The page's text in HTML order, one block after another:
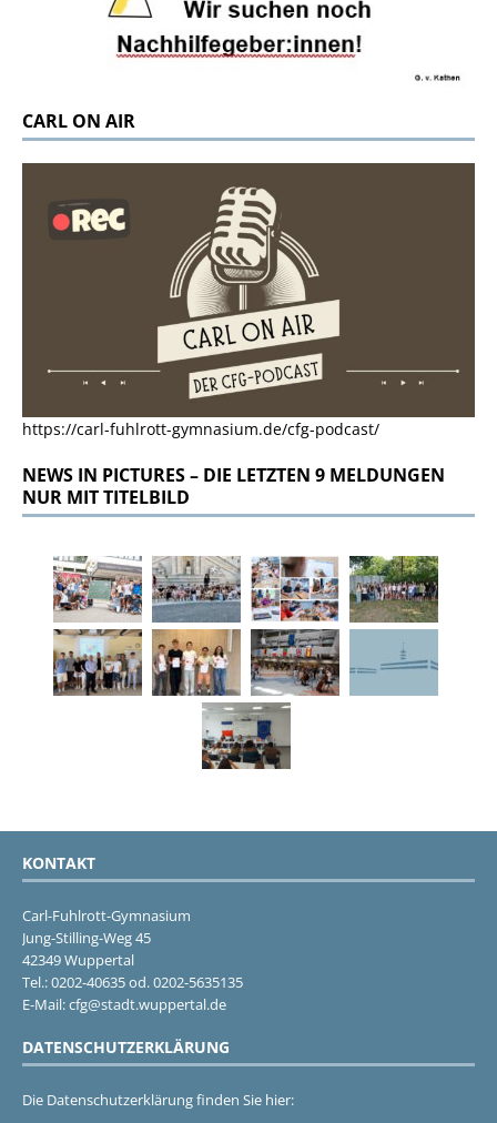
CARL ON AIR
https://carl-fuhlrott-gymnasium.de/cfg-podcast/
NEWS IN PICTURES – DIE LETZTEN 9 MELDUNGEN
NUR MIT TITELBILD
KONTAKT
Carl-Fuhlrott-Gymnasium
Jung-Stilling-Weg 45
42349 Wuppertal
Tel.: 0202-40635 od. 0202-5635135
E-Mail: cfg@stadt.wuppertal.de
DATENSCHUTZERKLÄRUNG
Die Datenschutzerklärung finden Sie hier: